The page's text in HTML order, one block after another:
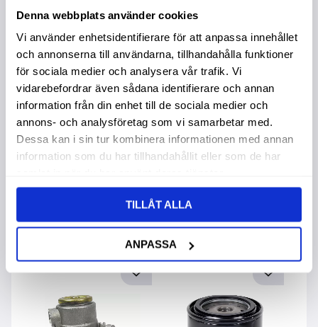
Denna webbplats använder cookies
Vi använder enhetsidentifierare för att anpassa innehållet
och annonserna till användarna, tillhandahålla funktioner
för sociala medier och analysera vår trafik. Vi
vidarebefordrar även sådana identifierare och annan
information från din enhet till de sociala medier och
annons- och analysföretag som vi samarbetar med.
Dessa kan i sin tur kombinera informationen med annan
information som du har tillhandahållit eller som de har
TILLÅT ALLA
ANPASSA
Oljefilter
125,00:-
229,00:-
Oljefilter
299,00:-
Andra köpte även